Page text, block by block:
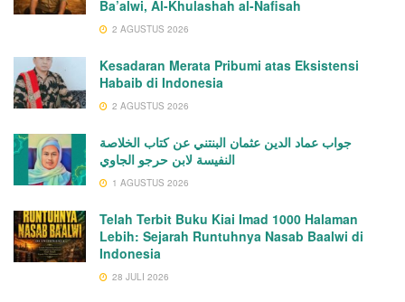
Ba’alwi, Al-Khulashah al-Nafisah
2 AGUSTUS 2026
Kesadaran Merata Pribumi atas Eksistensi
Habaib di Indonesia
2 AGUSTUS 2026
جواب عماد الدين عثمان البنتني عن كتاب الخلاصة
النفيسة لابن حرجو الجاوي
1 AGUSTUS 2026
Telah Terbit Buku Kiai Imad 1000 Halaman
Lebih: Sejarah Runtuhnya Nasab Baalwi di
Indonesia
28 JULI 2026